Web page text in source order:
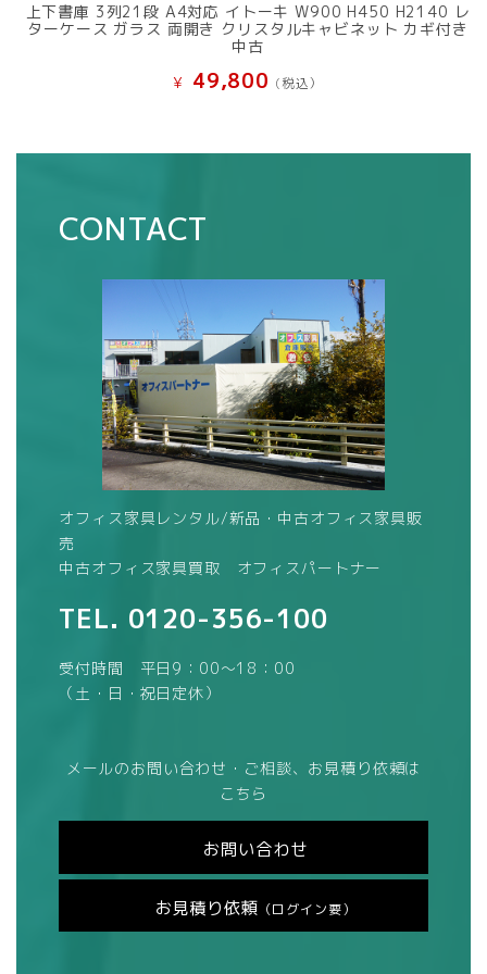
上下書庫 3列21段 A4対応 イトーキ W900 H450 H2140 レ
ターケース ガラス 両開き クリスタルキャビネット カギ付き
中古
¥ 49,800 (税込）
CONTACT
オフィス家具レンタル/新品・中古オフィス家具販
売
中古オフィス家具買取 オフィスパートナー
TEL. 0120-356-100
受付時間 平日9：00～18：00
（土・日・祝日定休）
メールのお問い合わせ・ご相談、お見積り依頼は
こちら
お問い合わせ
お見積り依頼 （ログイン要）